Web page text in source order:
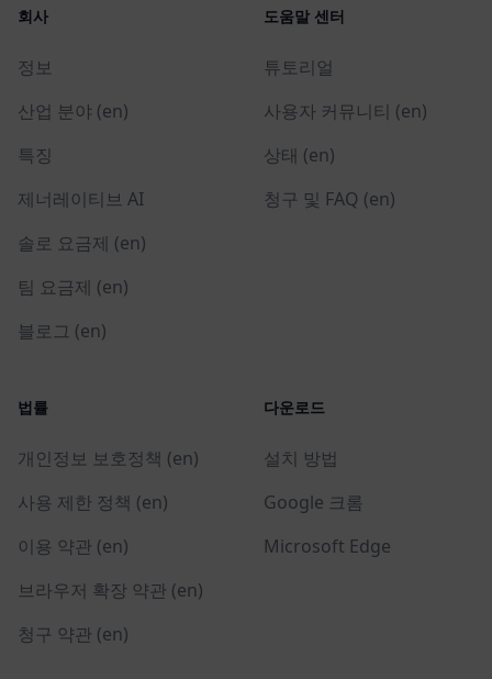
회사
정보
산업 분야 (en)
특징
제너레이티브 AI
솔로 요금제 (en)
팀 요금제 (en)
블로그 (en)
도움말 센터
튜토리얼
사용자 커뮤니티 (en)
상태 (en)
청구 및 FAQ (en)
법률
개인정보 보호정책 (en)
사용 제한 정책 (en)
이용 약관 (en)
브라우저 확장 약관 (en)
청구 약관 (en)
다운로드
설치 방법
Google 크롬
Microsoft Edge